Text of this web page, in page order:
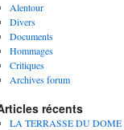
Alentour
Divers
Documents
Hommages
Critiques
Archives forum
récents
LA TERRASSE DU DOME